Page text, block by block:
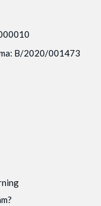
B/2020/001473